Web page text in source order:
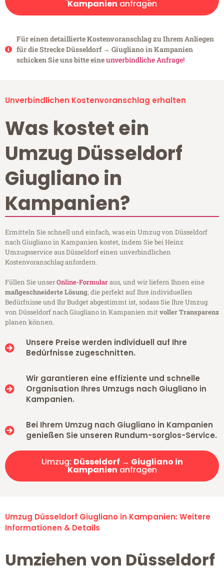
Kampanien anfragen
Für einen detaillierte Kostenvoranschlag zu Ihrem Anliegen
für die Strecke Düsseldorf → Giugliano in Kampanien
schicken Sie uns bitte eineunverbindliche Anfrage!
Unverbindlichen Kostenvoranschlag erhalten
Was kostet ein
Umzug Düsseldorf
Giugliano in
Kampanien?
Ermitteln Sie schnell und einfach, was ein Umzug von Düsseldorf
nach Giugliano in Kampanien kostet, indem Sie bei Heinz
Umzugsservice aus Düsseldorf einen unverbindlichen
Kostenvoranschlag anfordern.
Füllen Sie unserOnline-Formularaus, und wir liefern Ihnen eine
maßgeschneiderte Lösung, die perfekt auf Ihre individuellen
Bedürfnisse und Ihr Budget abgestimmt ist, sodass Sie Ihre Umzug
von Düsseldorf nach Giugliano in Kampanien mitvoller Transparenz
planen können.
Unsere Preise werden individuell auf Ihre
Bedürfnisse zugeschnitten.
Wir garantieren eine effiziente und schnelle
Organisation Ihres Umzugs nach Giugliano in
Kampanien.
Bei Ihrem Umzug nach Giugliano in Kampanien
genießen Sie unseren Rundum-sorglos-Service.
Umzug: Düsseldorf → Giugliano in
Kampanien anfragen
Umzug Düsseldorf Giugliano in Kampanien: Weitere
Informationen & Details
Umziehen von Düsseldorf